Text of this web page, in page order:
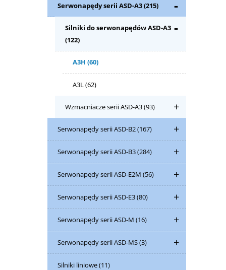
Serwonapędy serii ASD-A3(215)
Silniki do serwonapędów ASD-A3
(122)
A3H (60)
A3L(62)
Wzmacniacze serii ASD-A3(93)
Serwonapędy serii ASD-B2(167)
Serwonapędy serii ASD-B3(284)
Serwonapędy serii ASD-E2M (56)
Serwonapędy serii ASD-E3(80)
Serwonapędy serii ASD-M (16)
Serwonapędy serii ASD-MS(3)
Silniki liniowe(11)